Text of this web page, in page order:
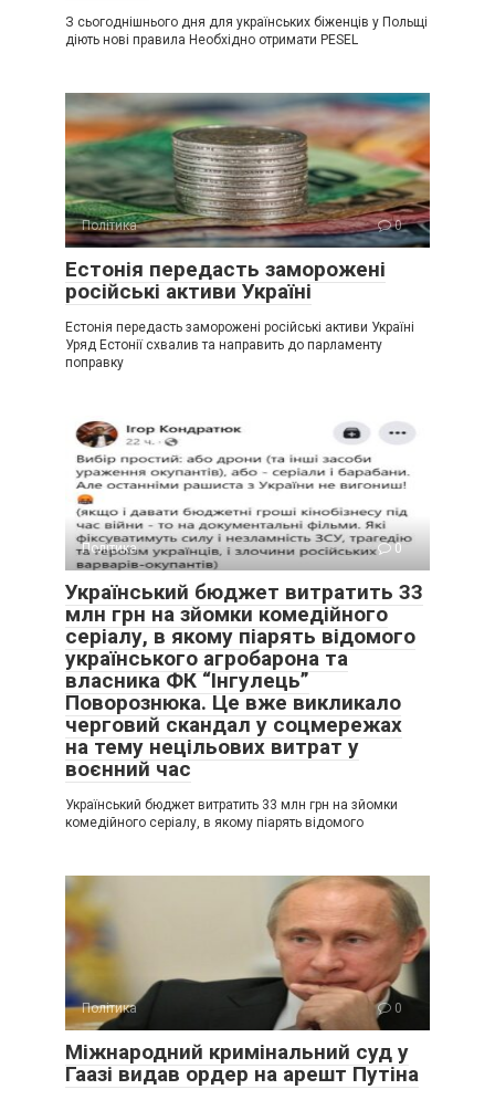
З сьогоднішнього дня для українських біженців у Польщі
діють нові правила Необхідно отримати PESEL
Політика 0
Естонія передасть заморожені
російські активи Україні
Естонія передасть заморожені російські активи Україні
Уряд Естонії схвалив та направить до парламенту
поправку
Політика 0
Український бюджет витратить 33
млн грн на зйомки комедійного
серіалу, в якому піарять відомого
українського агробарона та
власника ФК “Інгулець”
Поворознюка. Це вже викликало
черговий скандал у соцмережах
на тему нецільових витрат у
воєнний час
Український бюджет витратить 33 млн грн на зйомки
комедійного серіалу, в якому піарять відомого
Політика 0
Міжнародний кримінальний суд у
Гаазі видав ордер на арешт Путіна